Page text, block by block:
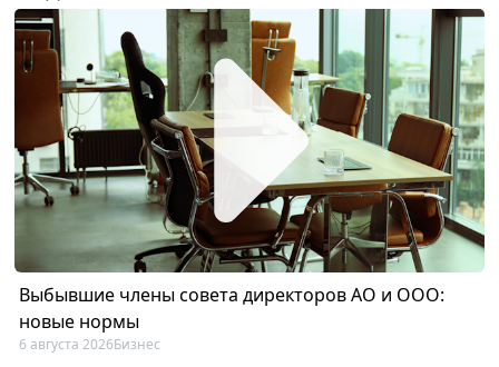
Выбывшие члены совета директоров АО и ООО:
новые нормы
6 августа 2026Бизнес